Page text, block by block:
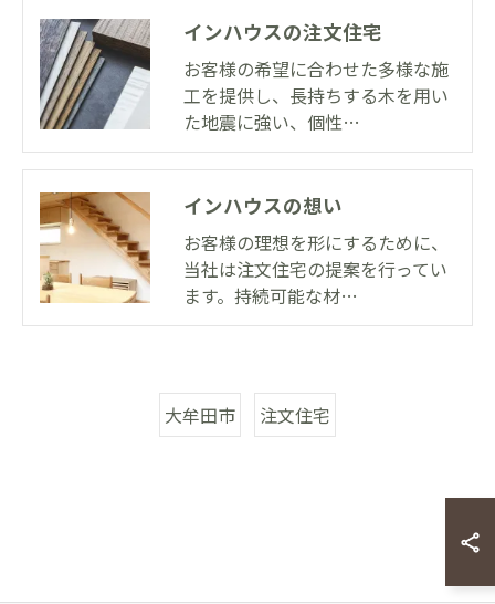
インハウスの注文住宅
お客様の希望に合わせた多様な施
工を提供し、長持ちする木を用い
た地震に強い、個性…
インハウスの想い
お客様の理想を形にするために、
当社は注文住宅の提案を行ってい
ます。持続可能な材…
大牟田市 注文住宅